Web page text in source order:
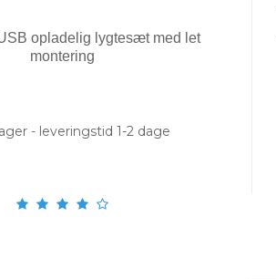
opladelig lygtesæt med let
montering
- leveringstid 1-2 dage